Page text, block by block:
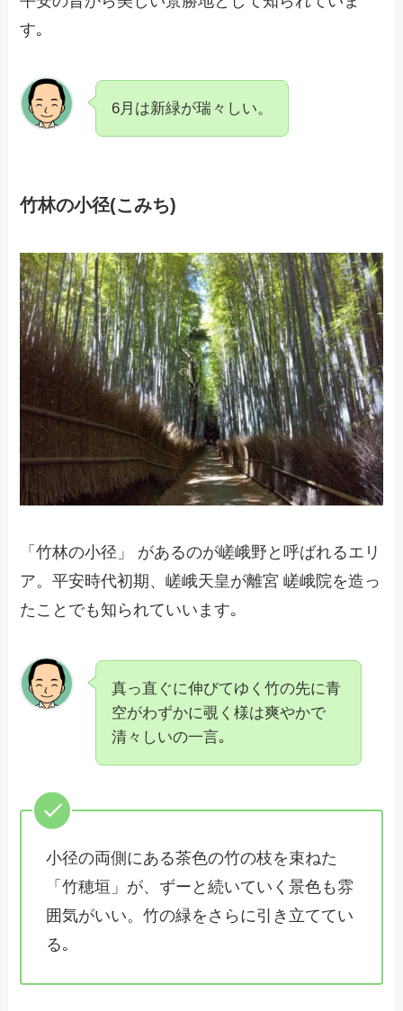
す｡
6月は新緑が瑞々しい。
竹林の小径(こみち)
「竹林の小径」 があるのが嵯峨野と呼ばれるエリ
ア。平安時代初期、嵯峨天皇が離宮 嵯峨院を造っ
たことでも知られていいます｡
真っ直ぐに伸びてゆく竹の先に青
空がわずかに覗く様は爽やかで
清々しいの一言｡
小径の両側にある茶色の竹の枝を束ねた
「竹穂垣」が、ずーと続いていく景色も雰
囲気がいい。竹の緑をさらに引き立ててい
る｡